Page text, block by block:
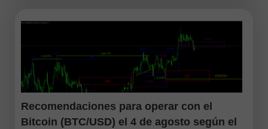
Recomendaciones para operar con el
Bitcoin (BTC/USD) el 4 de agosto según el